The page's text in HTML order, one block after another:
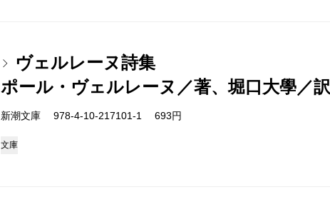
ヴェルレーヌ詩集
ポール・ヴェルレーヌ／著、堀口大學／訳
新潮文庫 978-4-10-217101-1 693円
文庫